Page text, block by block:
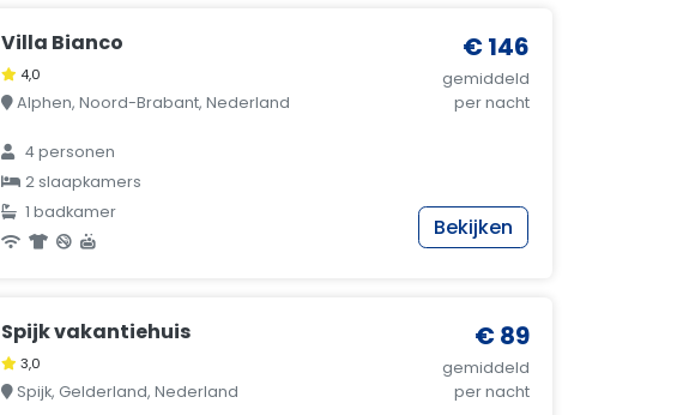
Villa Bianco
4,0
Alphen, Noord-Brabant, Nederland
4 personen
2 slaapkamers
1 badkamer
€ 146
gemiddeld
per nacht
Bekijken
Spijk vakantiehuis
3,0
Spijk, Gelderland, Nederland
€ 89
gemiddeld
per nacht